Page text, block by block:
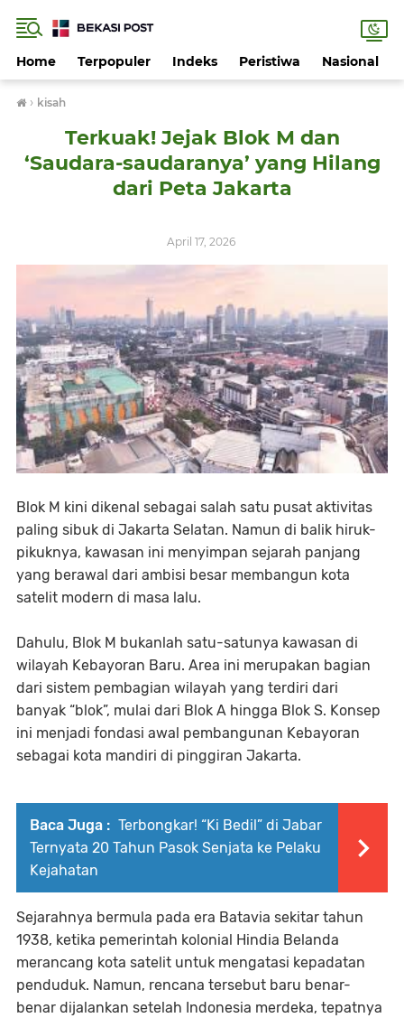
Home Terpopuler Indeks Peristiwa Nasional
› kisah
Terkuak! Jejak Blok M dan
‘Saudara-saudaranya’ yang Hilang
dari Peta Jakarta
April 17, 2026
Blok M kini dikenal sebagai salah satu pusat aktivitas
paling sibuk di Jakarta Selatan. Namun di balik hiruk-
pikuknya, kawasan ini menyimpan sejarah panjang
yang berawal dari ambisi besar membangun kota
satelit modern di masa lalu.
Dahulu, Blok M bukanlah satu-satunya kawasan di
wilayah Kebayoran Baru. Area ini merupakan bagian
dari sistem pembagian wilayah yang terdiri dari
banyak “blok”, mulai dari Blok A hingga Blok S. Konsep
ini menjadi fondasi awal pembangunan Kebayoran
sebagai kota mandiri di pinggiran Jakarta.
Baca Juga : Terbongkar! “Ki Bedil” di Jabar
Ternyata 20 Tahun Pasok Senjata ke Pelaku
Kejahatan
Sejarahnya bermula pada era Batavia sekitar tahun
1938, ketika pemerintah kolonial Hindia Belanda
merancang kota satelit untuk mengatasi kepadatan
penduduk. Namun, rencana tersebut baru benar-
benar dijalankan setelah Indonesia merdeka, tepatnya